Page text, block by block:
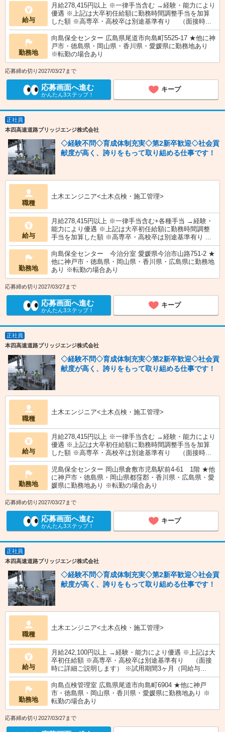
給与
月給278,415円以上 ※一律手当含む →経験・能力により
優遇 ※上記は大卒初任給額に勤務時間調整手当を加算
した額 ※高専卒・高校卒は別途基準有り （面接時...
勤務地
向島保全センター 広島県尾道市向島町5525-17 ★他に神
戸市・徳島県・岡山県・香川県・愛媛県に勤務地あり
※転勤の場合あり
応募締め切り2027/03/27まで
応募画面へ進む
かんたん3ステップ！
キープ
正社員
本四高速道路ブリッジエンジ株式会社
◇経験不問◇育成体制充実◇第2新卒歓迎◇社会貢
献度が高く、誇りをもって取り組める仕事です！
職種
土木エンジニア<土木点検・施工管理>
給与
月給278,415円以上 ※一律手当含む+各種手当 →経験・
能力により優遇 ※上記は大卒初任給額に勤務時間調整
手当を加算した額 ※高専卒・高校卒は別途基準有り ...
勤務地
向島保全センター 今治分室 愛媛県今治市山路751-2 ★
他に神戸市・徳島県・岡山県・香川県・広島県に勤務地
あり ※転勤の場合あり
応募締め切り2027/03/27まで
応募画面へ進む
かんたん3ステップ！
キープ
正社員
本四高速道路ブリッジエンジ株式会社
◇経験不問◇育成体制充実◇第2新卒歓迎◇社会貢
献度が高く、誇りをもって取り組める仕事です！
職種
土木エンジニア<土木点検・施工管理>
給与
月給278,415円以上 ※一律手当含む →経験・能力により
優遇 ※上記は大卒初任給額に勤務時間調整手当を加算
した額 ※高専卒・高校卒は別途基準有り （面接時...
勤務地
児島保全センター 岡山県倉敷市児島駅前4-61 1階 ★他
に神戸市・徳島県・岡山県都窪郡・香川県・広島県・愛
媛県に勤務地あり ※転勤の場合あり
応募締め切り2027/03/27まで
応募画面へ進む
かんたん3ステップ！
キープ
正社員
本四高速道路ブリッジエンジ株式会社
◇経験不問◇育成体制充実◇第2新卒歓迎◇社会貢
献度が高く、誇りをもって取り組める仕事です！
職種
土木エンジニア<土木点検・施工管理>
給与
月給242,100円以上 →経験・能力により優遇 ※上記は大
卒初任給額 ※高専卒・高校卒は別途基準有り （面接
時に詳細ご説明します） ※試用期間3ヶ月（同給与...
勤務地
向島点検管理室 広島県尾道市向島町6904 ★他に神戸
市・徳島県・岡山県・香川県・愛媛県に勤務地あり ※
転勤の場合あり
応募締め切り2027/03/27まで